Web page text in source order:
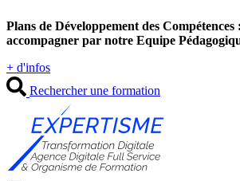
au
contenu
Plans de Développement des Compétences
accompagner par notre Equipe
+ d'infos
Rechercher une formation